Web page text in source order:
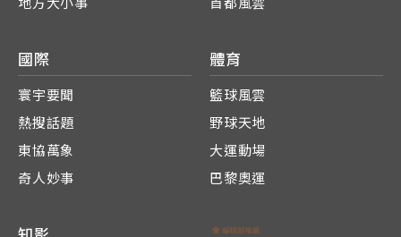
國際
寰宇要聞
熱搜話題
東協萬象
奇人妙事
體育
籃球風雲
野球天地
大運動場
巴黎奧運